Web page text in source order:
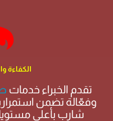
الكفاءة
تقدم الخبراء خدمات
وفعّالة تضمن
شارب بأعلى